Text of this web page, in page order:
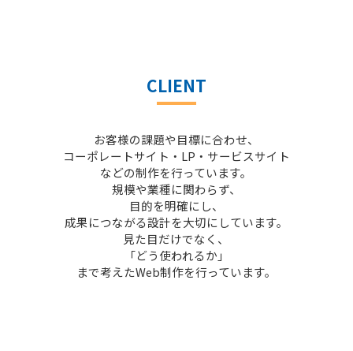
CLIENT
お客様の課題や目標に合わせ、
コーポレートサイト・LP・サービスサイト
などの制作を行っています。
規模や業種に関わらず、
目的を明確にし、
成果につながる設計を大切にしています。
見た目だけでなく、
「どう使われるか」
まで考えたWeb制作を行っています。